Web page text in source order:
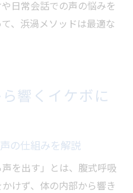
日常会話での声の悩みを
、浜渦メソッドは最適な
響くイケボに
の仕組みを解説
を出す」とは、腹式呼吸
けず、体の内部から響き